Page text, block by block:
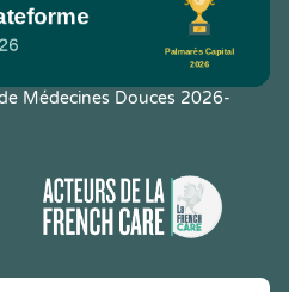
Médecines Douces 2026-